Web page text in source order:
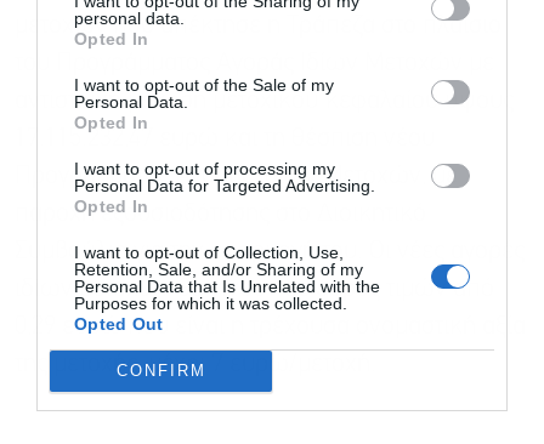
personal data.
Opted In
I want to opt-out of the Sale of my
Personal Data.
Opted In
I want to opt-out of processing my
Personal Data for Targeted Advertising.
Opted In
I want to opt-out of Collection, Use,
Retention, Sale, and/or Sharing of my
Personal Data that Is Unrelated with the
Purposes for which it was collected.
Opted Out
CONFIRM
μετοχών που απέκτησε η Τράπεζα στο πλαίσιο
αντίστοιχη μείωση μετοχικού κεφαλαίου ύψους
17.115.232,47 ευρώ και τη θέσπιση νέου
Προγράμματος Αγοράς Ιδίων Μετοχών, με
παροχή εξουσιοδότησης στο Διοικητικό
Συμβούλιο για την εφαρμογή του. Οι νέες αγορές
ιδίων μετοχών θα γίνουν σε εύρος τιμών από
0,29 ευρώ που είναι η τρέχουσα ονομαστική αξία
της μετοχής, μέχρι 7 ευρώ/μετοχή.
Αποδέχομαι τους